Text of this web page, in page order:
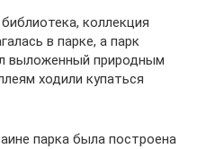
коллекция
в парке, а парк
выложенный природным
ходили купаться
парка была построена